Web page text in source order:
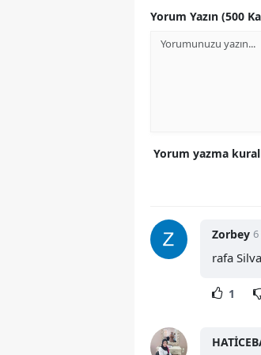
Yorum Yazın (500
Yorum yazma
Zorbey 6
rafa
1